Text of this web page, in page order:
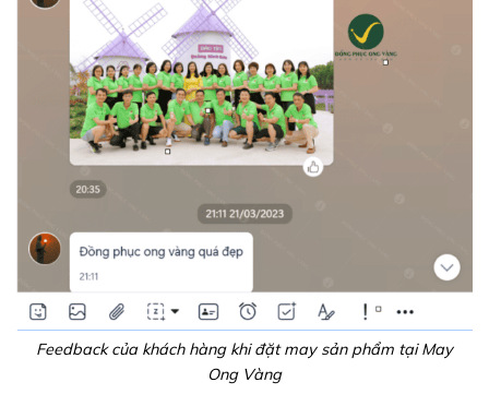
Feedback của khách hàng khi đặt may sản phẩm tại May
Ong Vàng